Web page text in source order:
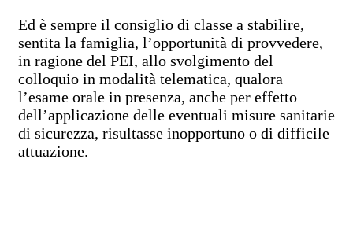
Ed è sempre il consiglio di classe a stabilire,
sentita la famiglia, l’opportunità di provvedere,
in ragione del PEI, allo svolgimento del
colloquio in modalità telematica, qualora
l’esame orale in presenza, anche per effetto
dell’applicazione delle eventuali misure sanitarie
di sicurezza, risultasse inopportuno o di difficile
attuazione.